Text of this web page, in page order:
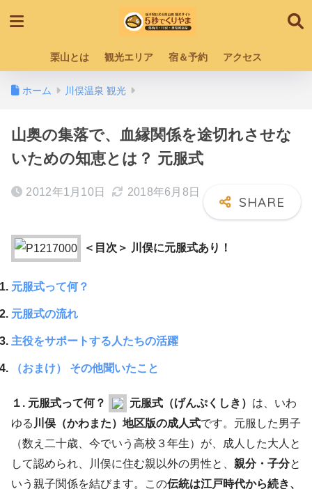
栗山とは 観光エリア 宿＆予約 アクセス
ホーム 川俣温泉 観光
山奥の集落で、血縁関係を途切れさせな
いための知恵とは？ 元服式
2012年1月10日 2018年6月8日
＜目次＞ 川俣に元服式あり！
元服式って何？
元服式の流れ
主役をサポートする人たちの活躍
（おまけ） その他聞いたこと
１. 元服式って何？ 元服式（げんぷくしき） は、いわ
ゆる 川俣（かわまた）地区版の成人式です。元服した男子
（数え二十歳、今でいう高校３年生）が、成人した大人と
して認められ、川俣に住む親以外の男性と、 親分・子分と
いう親子関係を結びます。この伝統は江戸時代から続き、